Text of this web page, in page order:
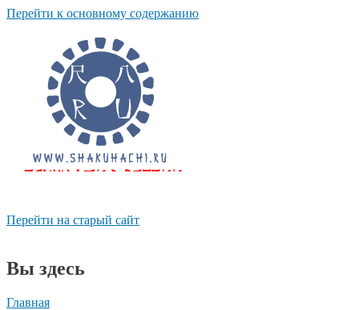
Перейти к основному содержанию
Перейти на старый сайт
Вы здесь
Главная